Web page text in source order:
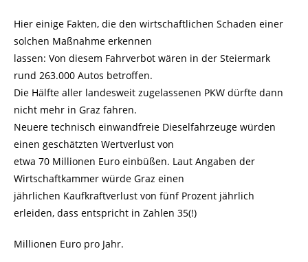
Hier einige Fakten, die den wirtschaftlichen Schaden einer
solchen Maßnahme erkennen
lassen: Von diesem Fahrverbot wären in der Steiermark
rund 263.000 Autos betroffen.
Die Hälfte aller landesweit zugelassenen PKW dürfte dann
nicht mehr in Graz fahren.
Neuere technisch einwandfreie Dieselfahrzeuge würden
einen geschätzten Wertverlust von
etwa 70 Millionen Euro einbüßen. Laut Angaben der
Wirtschaftkammer würde Graz einen
jährlichen Kaufkraftverlust von fünf Prozent jährlich
erleiden, dass entspricht in Zahlen 35(!)
Millionen Euro pro Jahr.